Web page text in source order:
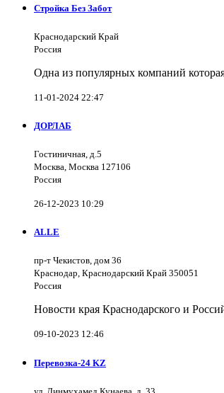
Стройка Без Забот
Краснодарский Край
Россия
Одна из популярных компаний
11-01-2024 22:47
ДОРЛАБ
Гостиничная, д.5
Москва, Москва 127106
Россия
26-12-2023 10:29
ALLE
пр-т Чекистов, дом 36
Краснодар, Краснодарский Край 350051
Россия
Новости края Краснодарского и
09-10-2023 12:46
Перевозка-24 KZ